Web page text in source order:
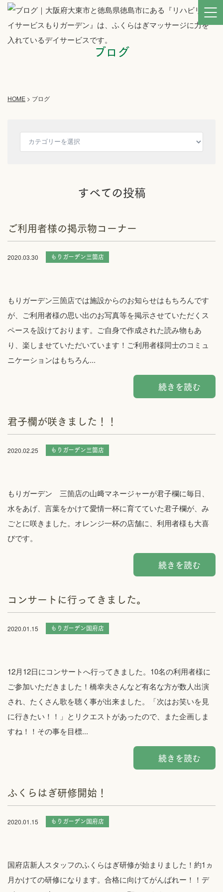
ブログ
HOME > ブログ
すべての投稿
ご利用者様の掲示物コーナー
2020.03.30 もりガーデン三箇店
もりガーデン三箇店では施設からのお知らせはもちろんです
が、ご利用者様の思い出のお写真等を掲示させていただくス
ペースを設けております。ご自身で作成された読み物もあ
り、楽しませていただいています！ご利用者様同士のコミュ
ニケーションはもちろん...
続きを読む
君子欄が咲きました！！
2020.02.25 もりガーデン三箇店
もりガーデン 三箇店の山﨑マネージャーが君子欄に毎日、
水をあげ、言葉をかけて愛情一杯に育てていた君子欄が、み
ごとに咲きました。オレンジ一杯の店舗に、利用者様も大喜
びです。
続きを読む
コンサートに行ってきました。
2020.01.15 もりガーデン国府店
12月12日にコンサートへ行ってきました。10名の利用者様に
ご参加いただきました！橋幸夫さんなど有名な方が数人出演
され、たくさん歌を聴く事が出来ました。「次はお笑いを見
に行きたい！！」とリクエストがあったので、また企画しま
すね！！その事を目標...
続きを読む
ふくらはぎ研修開始！
2020.01.15 もりガーデン国府店
国府店新人スタッフのふくらはぎ研修が始まりました！約1ヵ
月かけての研修になります。合格に向けてがんばれー！！デ